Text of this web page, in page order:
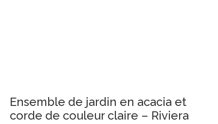
Ensemble de jardin en acacia et
corde de couleur claire – Riviera